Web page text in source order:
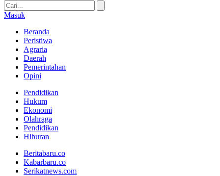
Masuk
Beranda
Peristiwa
Agraria
Daerah
Pemerintahan
Opini
Pendidikan
Hukum
Ekonomi
Olahraga
Pendidikan
Hiburan
Beritabaru.co
Kabarbaru.co
Serikatnews.com